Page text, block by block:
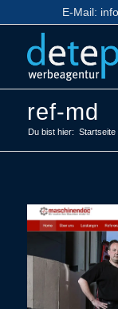
E-Mail:
ref-md
Du bist hier: Startseite